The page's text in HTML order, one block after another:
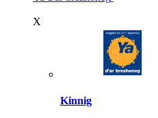
X
Kinnig